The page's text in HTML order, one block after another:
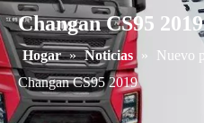
Changan CS95 2019
Hogar » Noticias »
Nuevo
Changan CS95 2019